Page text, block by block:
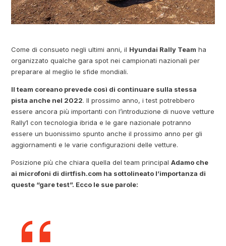
Come di consueto negli ultimi anni, il Hyundai Rally Team ha
organizzato qualche gara spot nei campionati nazionali per
preparare al meglio le sfide mondiali.
Il team coreano prevede così di continuare sulla stessa
pista anche nel 2022. Il prossimo anno, i test potrebbero
essere ancora più importanti con l’introduzione di nuove vetture
Rally1 con tecnologia ibrida e le gare nazionale potranno
essere un buonissimo spunto anche il prossimo anno per gli
aggiornamenti e le varie configurazioni delle vetture.
Posizione più che chiara quella del team principalAdamo che
ai microfoni di dirtfish.com ha sottolineato l’importanza di
queste “gare test”. Ecco le sue parole: